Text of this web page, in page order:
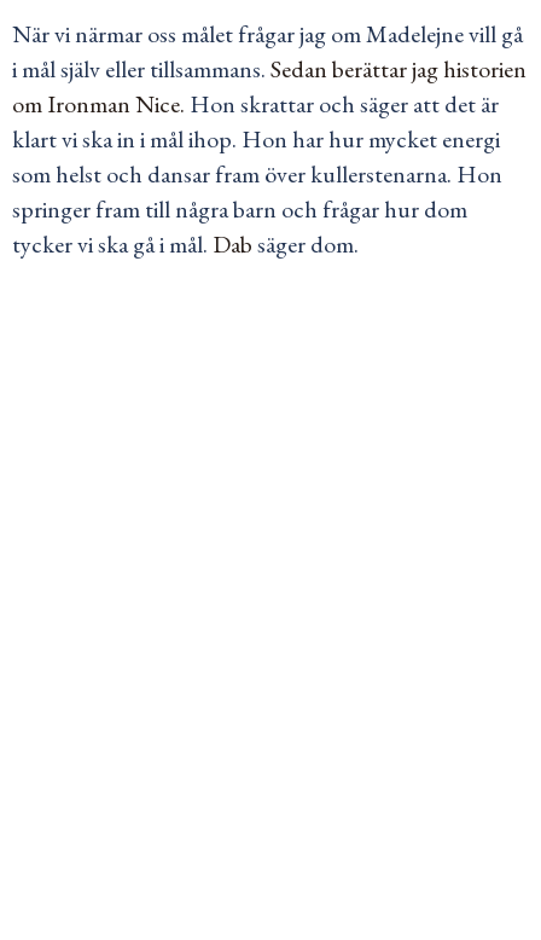
När vi närmar oss målet frågar jag om Madelejne vill gå
i mål själv eller tillsammans.Sedan berättar jag historien
om Ironman Nice. Hon skrattar och säger att det är
klart vi ska in i mål ihop. Hon har hur mycket energi
som helst och dansar fram över kullerstenarna. Hon
springer fram till några barn och frågar hur dom
tycker vi ska gå i mål. Dabsäger dom.